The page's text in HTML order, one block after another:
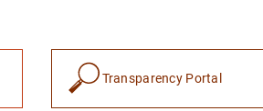
Transparency Portal